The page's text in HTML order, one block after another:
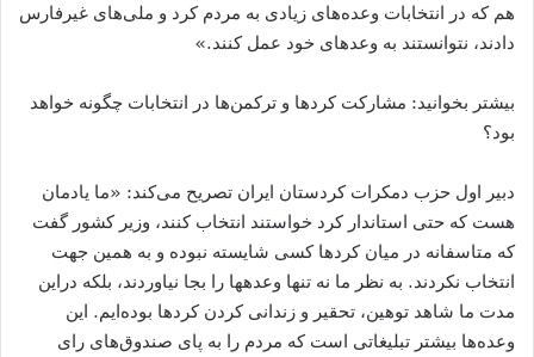
هم که در انتخابات وعده‌های زیادی به مردم کرد و ملی‌​های غیرفارس
دادند، نتوانستند به وعد‌​های خود عمل کنند.»
بیشتر بخوانید: مشارکت کردها و ترکمن‌ها در انتخابات چگونه خواهد
بود؟
دبیر اول حزب دمکرات کردستان ایران تصریح می‌کند: «ما یادمان
هست که حتی استاندار کرد خواستند انتخاب کنند، وزیر کشور گفت
که متاسفانه در میان کردها کسی شایسته نبوده و به همین جهت
انتخاب نکردند. به نظر ما نه تنها وعده​ها را بجا نیاوردند، بلکه دراین
مدت ما شاهد توهین، تحقیر و زندانی کردن کردها بوده‌ایم. این
وعده‌ها بیشتر تبلیغاتی است که مردم را به پای صندوق‌های رای